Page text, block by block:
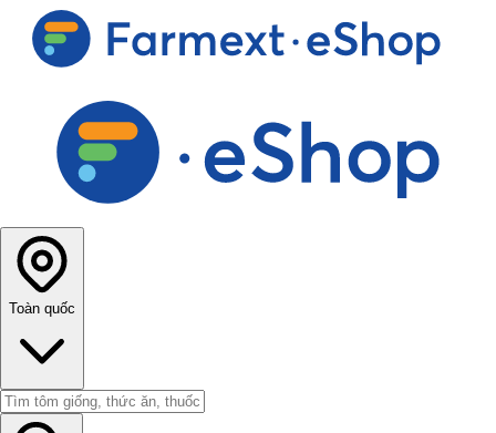
Toàn quốc